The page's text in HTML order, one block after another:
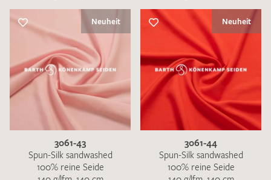
Neuheit
3061-43
Spun-Silk sandwashed
100% reine Seide
Neuheit
3061-44
Spun-Silk sandwashed
100% reine Seide